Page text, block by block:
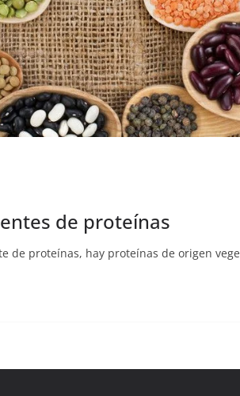
de proteínas
de proteínas, hay proteínas de origen